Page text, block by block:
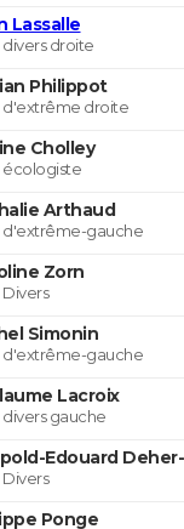
Lassalle
divers droite
Philippot
d'extrême droite
Cholley
écologiste
Arthaud
d'extrême-gauche
Zorn
Divers
Simonin
d'extrême-gauche
Lacroix
divers gauche
Edouard
Divers
Ponge